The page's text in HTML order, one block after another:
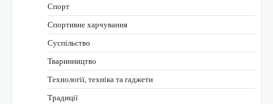
Спорт
Спортивне харчування
Суспільство
Тваринництво
Технології, техніка та гаджети
Традиції